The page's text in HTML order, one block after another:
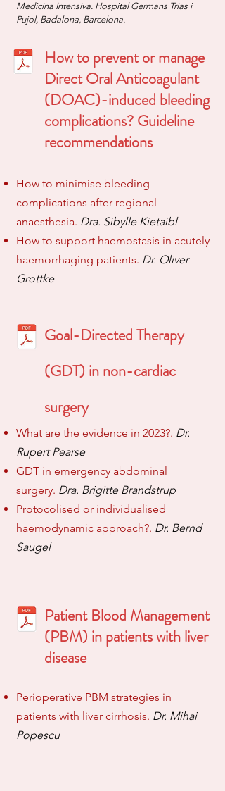
Medicina Intensiva. Hospital Germans Trias i
Pujol, Badalona, Barcelona.
How to prevent or manage
Direct Oral Anticoagulant
(DOAC)-induced bleeding
complications? Guideline
recommendations
How to minimise bleeding
complications after regional
anaesthesia. Dra. Sibylle Kietaibl
How to support haemostasis in acutely
haemorrhaging patients. Dr. Oliver
Grottke
Goal-Directed Therapy
(GDT) in non-cardiac
surgery
What are the evidence in 2023?. Dr.
Rupert Pearse
GDT in emergency abdominal
surgery. Dra. Brigitte Brandstrup
Protocolised or individualised
haemodynamic approach?. Dr. Bernd
Saugel
Patient Blood Management
(PBM) in patients with liver
disease
Perioperative PBM strategies in
patients with liver cirrhosis. Dr. Mihai
Popescu